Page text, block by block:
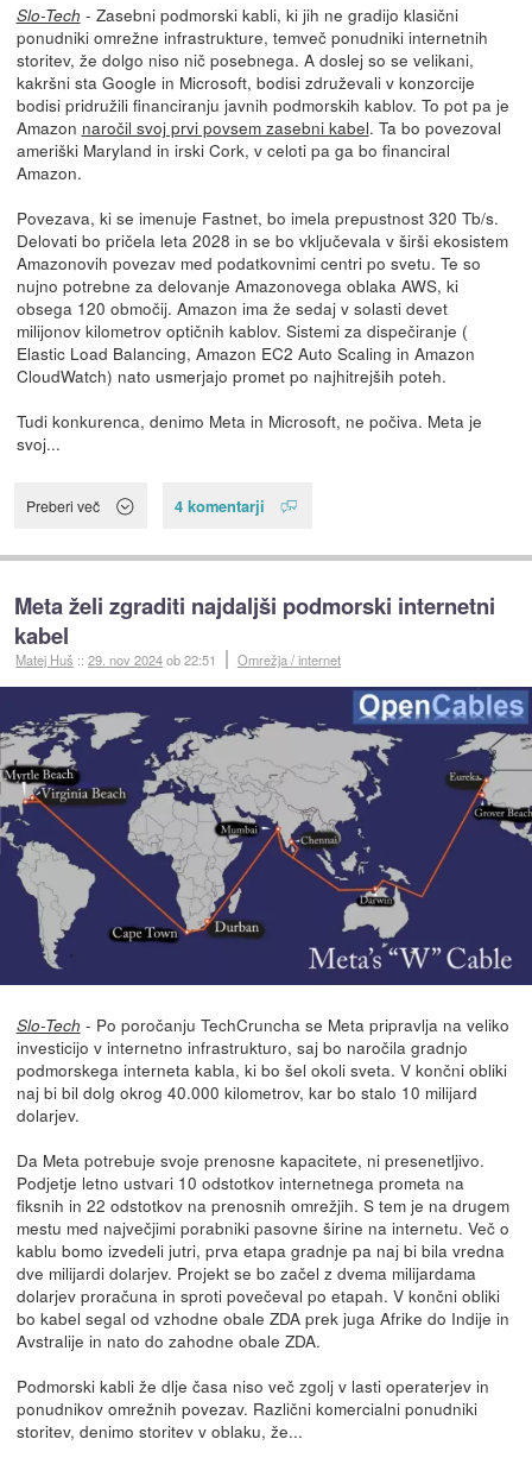
Slo-Tech - Zasebni podmorski kabli, ki jih ne gradijo klasični
ponudniki omrežne infrastrukture, temveč ponudniki internetnih
storitev, že dolgo niso nič posebnega. A doslej so se velikani,
kakršni sta Google in Microsoft, bodisi združevali v konzorcije
bodisi pridružili financiranju javnih podmorskih kablov. To pot pa je
Amazon naročil svoj prvi povsem zasebni kabel. Ta bo povezoval
ameriški Maryland in irski Cork, v celoti pa ga bo financiral
Amazon.
Povezava, ki se imenuje Fastnet, bo imela prepustnost 320 Tb/s.
Delovati bo pričela leta 2028 in se bo vključevala v širši ekosistem
Amazonovih povezav med podatkovnimi centri po svetu. Te so
nujno potrebne za delovanje Amazonovega oblaka AWS, ki
obsega 120 območij. Amazon ima že sedaj v solasti devet
milijonov kilometrov optičnih kablov. Sistemi za dispečiranje (
Elastic Load Balancing, Amazon EC2 Auto Scaling in Amazon
CloudWatch) nato usmerjajo promet po najhitrejših poteh.
Tudi konkurenca, denimo Meta in Microsoft, ne počiva. Meta je
svoj...
Preberi več 4 komentarji
Meta želi zgraditi najdaljši podmorski internetni
kabel
Matej Huš ::29. nov 2024ob 22:51 Omrežja / internet
Slo-Tech - Po poročanju TechCruncha se Meta pripravlja na veliko
investicijo v internetno infrastrukturo, saj bo naročila gradnjo
podmorskega interneta kabla, ki bo šel okoli sveta. V končni obliki
naj bi bil dolg okrog 40.000 kilometrov, kar bo stalo 10 milijard
dolarjev.
Da Meta potrebuje svoje prenosne kapacitete, ni presenetljivo.
Podjetje letno ustvari 10 odstotkov internetnega prometa na
fiksnih in 22 odstotkov na prenosnih omrežjih. S tem je na drugem
mestu med največjimi porabniki pasovne širine na internetu. Več o
kablu bomo izvedeli jutri, prva etapa gradnje pa naj bi bila vredna
dve milijardi dolarjev. Projekt se bo začel z dvema milijardama
dolarjev proračuna in sproti povečeval po etapah. V končni obliki
bo kabel segal od vzhodne obale ZDA prek juga Afrike do Indije in
Avstralije in nato do zahodne obale ZDA.
Podmorski kabli že dlje časa niso več zgolj v lasti operaterjev in
ponudnikov omrežnih povezav. Različni komercialni ponudniki
storitev, denimo storitev v oblaku, že...